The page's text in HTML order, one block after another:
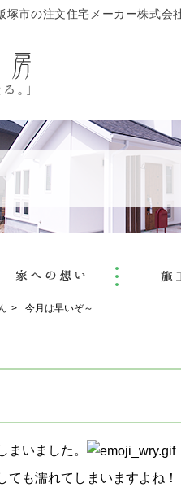
塚市の注文住宅メーカー株式会
今月は早いぞ～
いました。
ても濡れてしまいますよね！